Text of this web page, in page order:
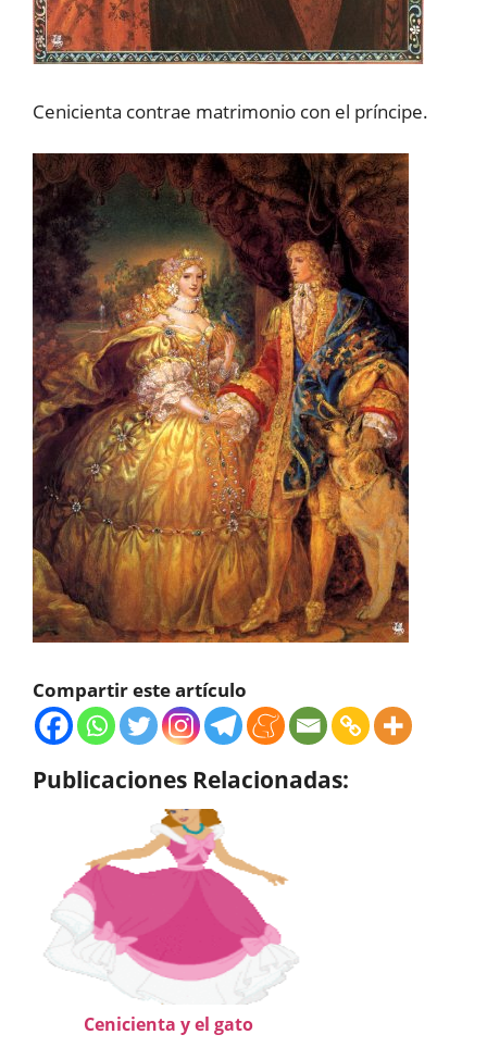
Cenicienta contrae matrimonio con el príncipe.
Compartir este artículo
Publicaciones Relacionadas:
Cenicienta y el gato